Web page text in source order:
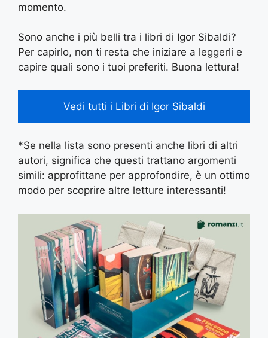
momento.
Sono anche i più belli tra i libri di Igor Sibaldi?
Per capirlo, non ti resta che iniziare a leggerli e
capire quali sono i tuoi preferiti. Buona lettura!
Vedi tutti i Libri di Igor Sibaldi
*Se nella lista sono presenti anche libri di altri
autori, significa che questi trattano argomenti
simili: approfittane per approfondire, è un ottimo
modo per scoprire altre letture interessanti!